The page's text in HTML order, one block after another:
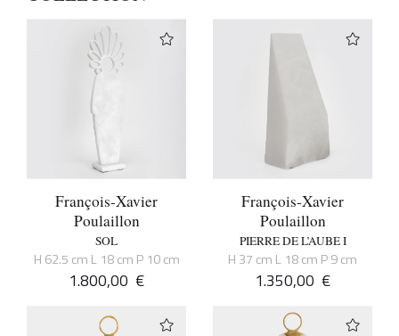
François-Xavier
Poulaillon
SOL
H 62.5 cm L 18 cm P 10 cm
1.800,00 €
François-Xavier
Poulaillon
PIERRE DE L’AUBE I
H 37 cm L 18 cm P 9 cm
1.350,00 €